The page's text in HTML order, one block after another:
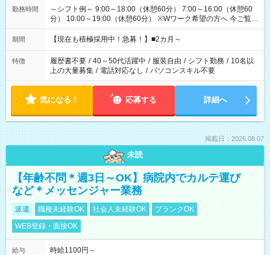
勤務時間
～シフト例～ 9:00～18:00（休憩60分） 7:00～16:00（休憩60
分） 10:00～19:00（休憩60分） ※Wワーク希望の方へ 今ご覧の
お仕事で希望する勤務時間と、もう1つのお仕事の勤務時間の合
計が 週40時間を超えなければOKです。
期間 【現在も積極採用中！急募！】■2カ月～
特徴 履歴書不要 / 40～50代活躍中 / 服装自由 / シフト勤務 / 10名以
上の大量募集 / 電話対応なし / パソコンスキル不要
気になる！ 応募する 詳細へ
掲載日：2026.08.07
未読
【年齢不問＊週3日～OK】病院内でカルテ運び
など＊メッセンジャー業務
派遣 職種未経験OK 社会人未経験OK
ブランクOK
WEB登録・面接OK
給与
時給1100円～